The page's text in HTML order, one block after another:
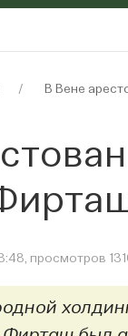
В Вене
просмотров